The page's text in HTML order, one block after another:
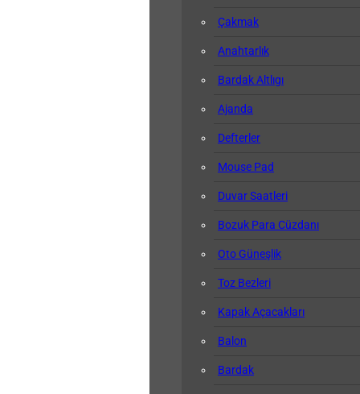
Çakmak
Anahtarlık
Bardak Altlıgı
Ajanda
Defterler
Mouse Pad
Duvar Saatleri
Bozuk Para Cüzdanı
Oto Güneşlik
Toz Bezleri
Kapak Açacakları
Balon
Bardak